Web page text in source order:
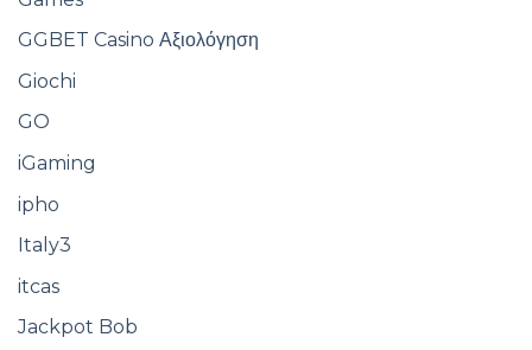
GGBET Casino Αξιολόγηση
Giochi
GO
iGaming
ipho
Italy3
itcas
Jackpot Bob